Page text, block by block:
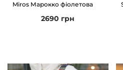
Miros Марокко фіолетова
2690 грн